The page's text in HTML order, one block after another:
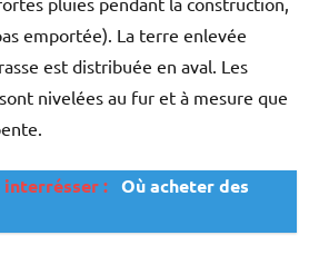
emportée). La terre enlevée
est distribuée en aval. Les
nivelées au fur et à mesure que
: Où acheter des